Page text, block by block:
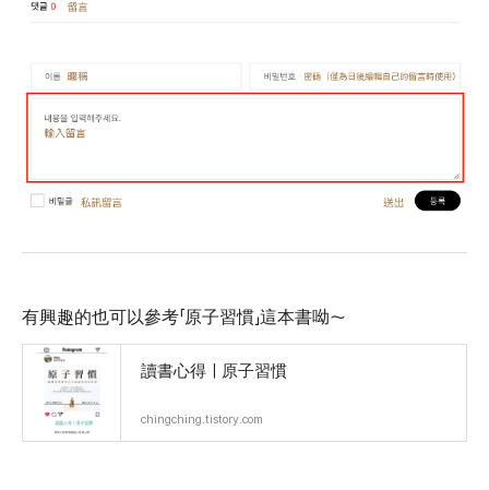
有興趣的也可以參考「原子習慣」這本書呦～
讀書心得｜原子習慣
chingching.tistory.com